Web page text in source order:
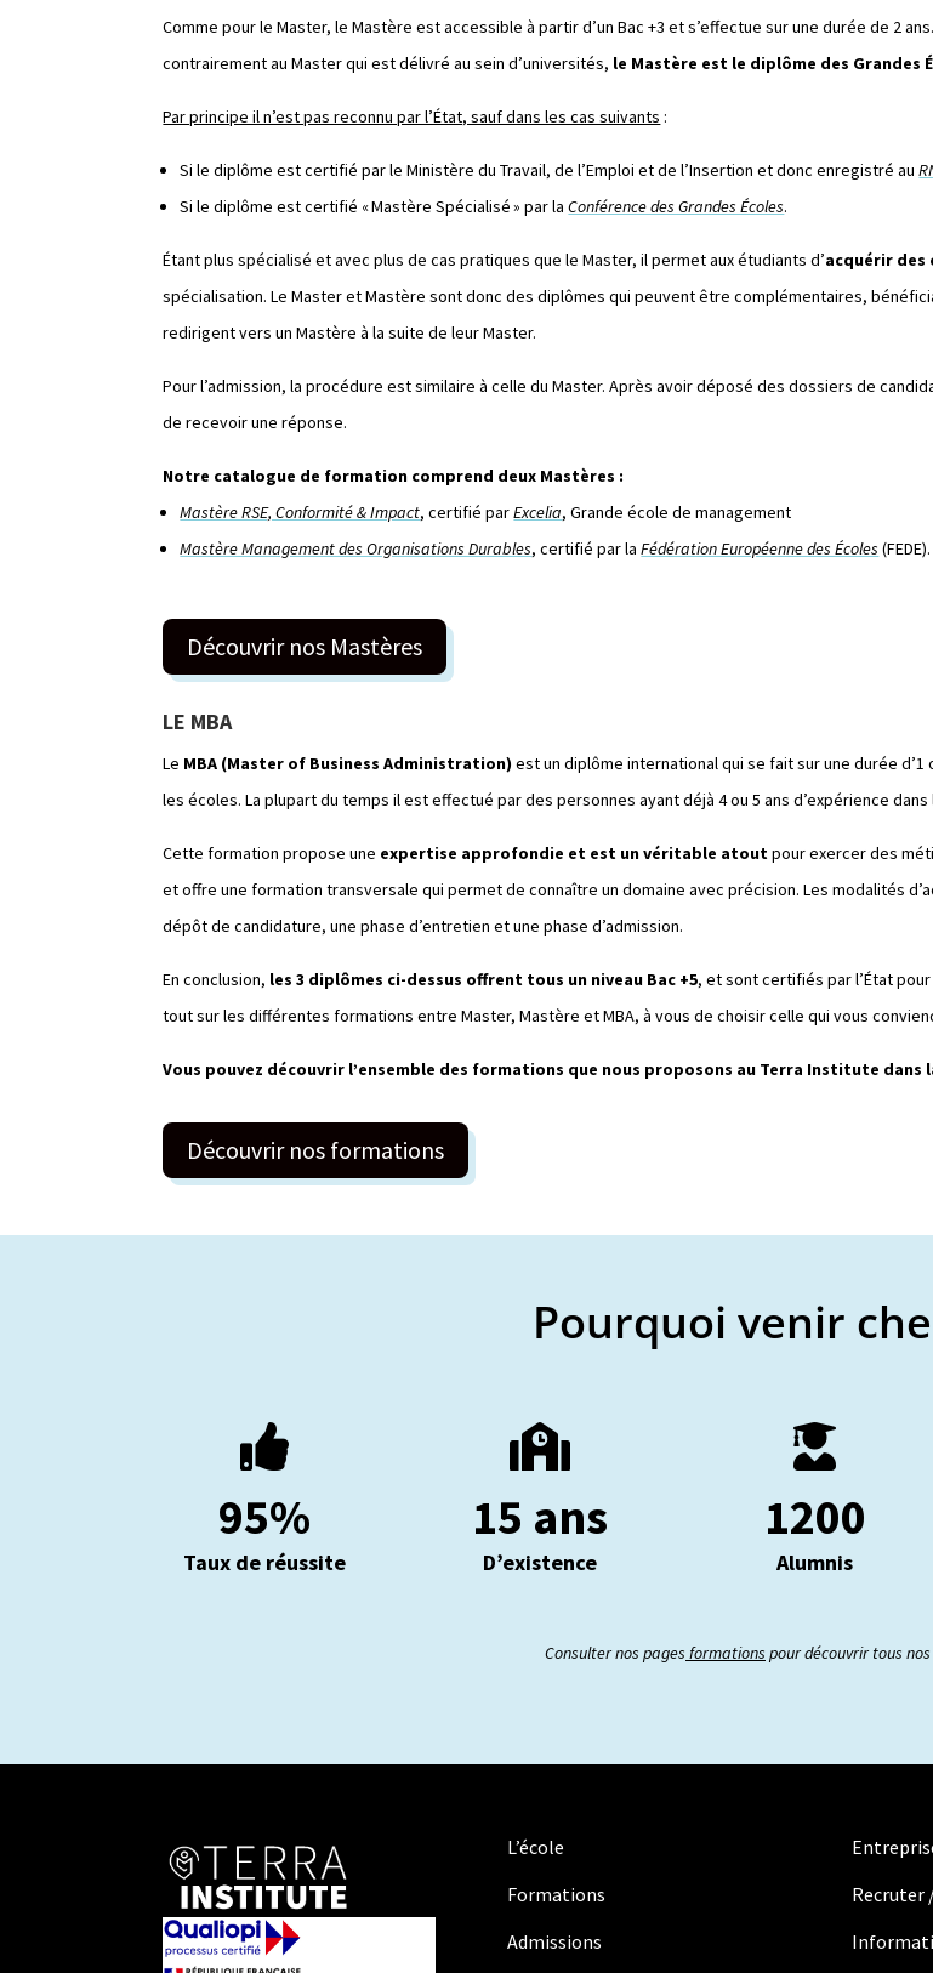
Comme pour le Master, le Mastère est accessible à partir d’un Bac +3 et s’effectue sur une durée de 2
contrairement au Master qui est délivré au sein d’universités, le Mastère est le diplôme des Grandes
Par principe il n’est pas reconnu par l’État, sauf dans les cas suivants :
Si le diplôme est certifié par le Ministère du Travail, de l’Emploi et de l’Insertion et donc enregistré au
Si le diplôme est certifié « Mastère Spécialisé » par laConférence des Grandes Écoles.
Étant plus spécialisé et avec plus de cas pratiques que le Master, il permet aux étudiants d’acquérir
spécialisation. Le Master et Mastère sont donc des diplômes qui peuvent être complémentaires,
redirigent vers un Mastère à la suite de leur Master.
Pour l’admission, la procédure est similaire à celle du Master. Après avoir déposé des dossiers de
de recevoir une réponse.
Notre catalogue de formation comprend deux Mastères :
Mastère RSE, Conformité & Impact, certifié parExcelia, Grande école de management
Mastère Management des Organisations Durables, certifié par laFédération Européenne des Écoles (FEDE).
Découvrir nos Mastères
LE MBA
Le MBA (Master of Business Administration) est un diplôme international qui se fait sur une durée d’1
les écoles. La plupart du temps il est effectué par des personnes ayant déjà 4 ou 5 ans d’expérience
Cette formation propose une expertise approfondie et est un véritable atoutpour exercer des
et offre une formation transversale qui permet de connaître un domaine avec précision. Les modalités
dépôt de candidature, une phase d’entretien et une phase d’admission.
En conclusion, les 3 diplômes ci-dessus offrent tous un niveau Bac +5, et sont certifiés par l’État
tout sur les différentes formations entre Master, Mastère et MBA, à vous de choisir celle qui vous
Vous pouvez découvrir l’ensemble des formations que nous proposons au Terra Institute dans
Découvrir nos formations
Pourquoi venir

95%
Taux de réussite

15 ans
D’existence

1200
Alumnis
Consulter nos pages formations pour découvrir tous
L’école
Formations
Admissions
Recruter